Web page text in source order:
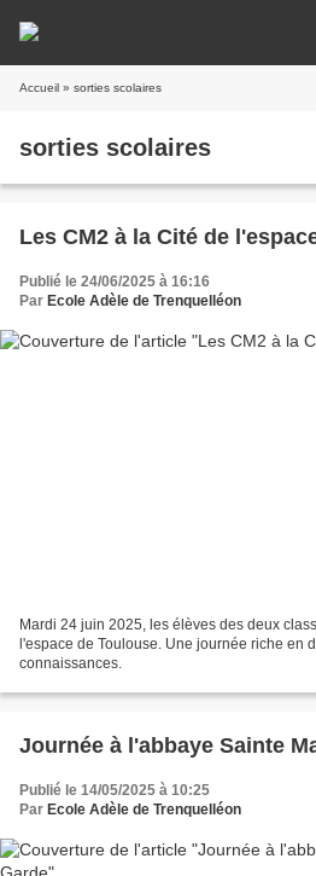
Accueil » sorties scolaires
sorties scolaires
Les CM2 à la Cité de
Publié le 24/06/2025 à 16:16
Par Ecole Adèle de Trenquelléon
Mardi 24 juin 2025, les élèves des deux
l'espace de Toulouse. Une journée riche en
connaissances.
Journée à l'abbaye Sainte
Publié le 14/05/2025 à 10:25
Par Ecole Adèle de Trenquelléon